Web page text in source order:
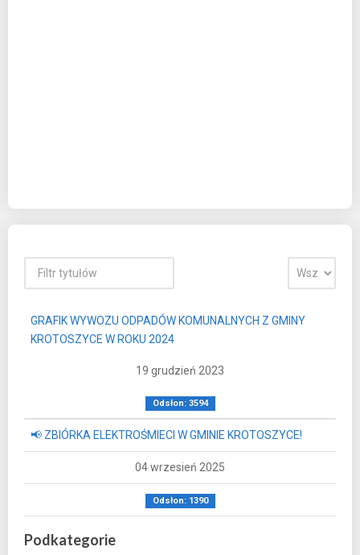
GRAFIK WYWOZU ODPADÓW KOMUNALNYCH Z GMINY
KROTOSZYCE W ROKU 2024
19 grudzień 2023
Odsłon: 3594
📢 ZBIÓRKA ELEKTROŚMIECI W GMINIE KROTOSZYCE!
04 wrzesień 2025
Odsłon: 1390
Podkategorie